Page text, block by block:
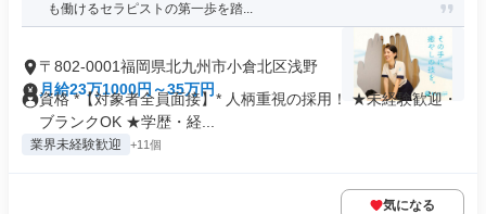
も働けるセラピストの第一歩を踏...
〒802-0001福岡県北九州市小倉北区浅野
月給23万1000円～35万円
資格 *【対象者全員面接】* 人柄重視の採用！ ★未経験歓迎・
ブランクOK ★学歴・経...
業界未経験歓迎 +11個
気になる